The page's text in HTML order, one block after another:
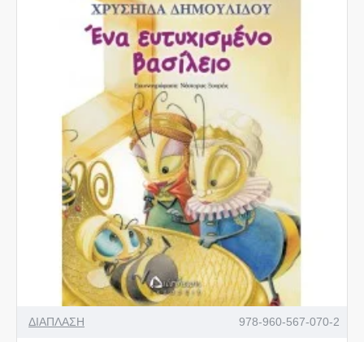
ΔΙΑΠΛΑΣΗ 978-960-567-070-2